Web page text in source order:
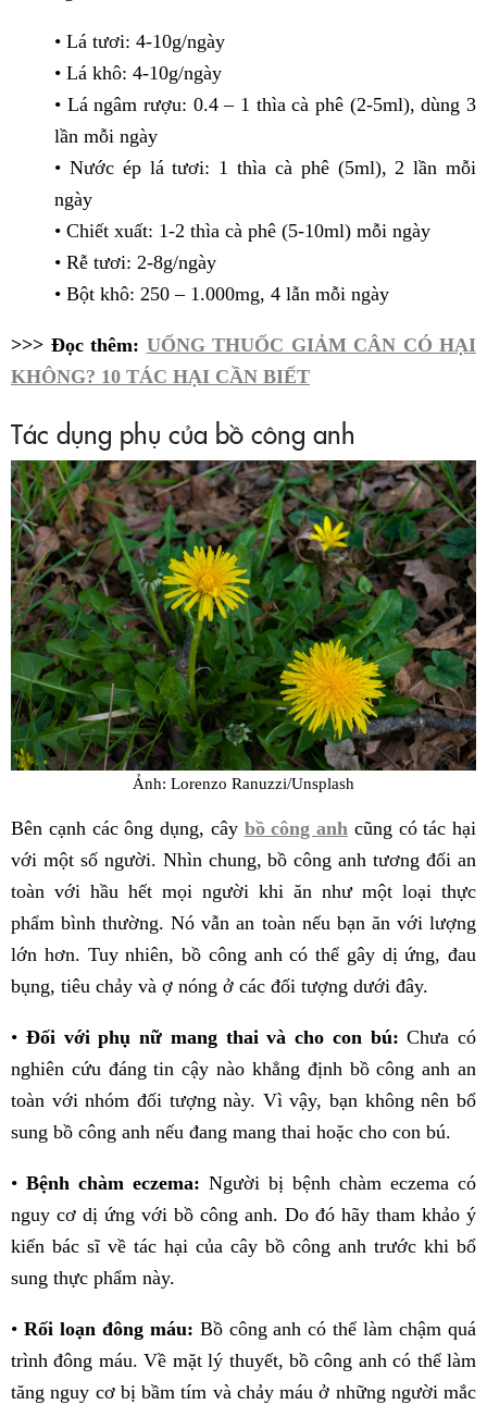
• Lá tươi: 4-10g/ngày
• Lá khô: 4-10g/ngày
• Lá ngâm rượu: 0.4 – 1 thìa cà phê (2-5ml), dùng 3
lần mỗi ngày
• Nước ép lá tươi: 1 thìa cà phê (5ml), 2 lần mỗi
ngày
• Chiết xuất: 1-2 thìa cà phê (5-10ml) mỗi ngày
• Rễ tươi: 2-8g/ngày
• Bột khô: 250 – 1.000mg, 4 lẫn mỗi ngày
>>> Đọc thêm: UỐNG THUỐC GIẢM CÂN CÓ HẠI
KHÔNG? 10 TÁC HẠI CẦN BIẾT
Tác dụng phụ của bồ công anh
Ảnh: Lorenzo Ranuzzi/Unsplash
Bên cạnh các ông dụng, cây bồ công anh cũng có tác hại
với một số người. Nhìn chung, bồ công anh tương đối an
toàn với hầu hết mọi người khi ăn như một loại thực
phẩm bình thường. Nó vẫn an toàn nếu bạn ăn với lượng
lớn hơn. Tuy nhiên, bồ công anh có thể gây dị ứng, đau
bụng, tiêu chảy và ợ nóng ở các đối tượng dưới đây.
• Đối với phụ nữ mang thai và cho con bú: Chưa có
nghiên cứu đáng tin cậy nào khẳng định bồ công anh an
toàn với nhóm đối tượng này. Vì vậy, bạn không nên bổ
sung bồ công anh nếu đang mang thai hoặc cho con bú.
• Bệnh chàm eczema: Người bị bệnh chàm eczema có
nguy cơ dị ứng với bồ công anh. Do đó hãy tham khảo ý
kiến bác sĩ về tác hại của cây bồ công anh trước khi bổ
sung thực phẩm này.
• Rối loạn đông máu: Bồ công anh có thể làm chậm quá
trình đông máu. Về mặt lý thuyết, bồ công anh có thể làm
tăng nguy cơ bị bầm tím và chảy máu ở những người mắc